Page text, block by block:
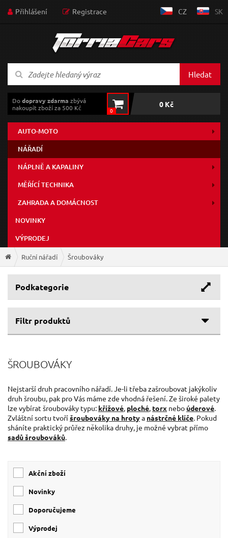
Přihlášení Registrace CZ SK
Hledat
Dodopravy zdarma zbývá
nakoupit zboží za 500 Kč
0
0 Kč
AUTO-MOTO
NÁŘADÍ
NÁPLNĚ A KAPALINY
MĚŘÍCÍ TECHNIKA
ZAHRADA A DOMÁCNOST
NOVINKY
VÝPRODEJ
Ruční nářadí Šroubováky
Podkategorie
Filtr produktů
Výrobce
EXTOL-PREMIUM (101)
KITO(41)
EXTOL-CRAFT(20)
GEKO(12)
NAREX(2)
ŠROUBOVÁKY
Nejstarší druh pracovního nářadí. Je-li třeba zašroubovat jakýkoliv
druh šroubu, pak pro Vás máme zde vhodná řešení. Ze široké palety
lze vybírat šroubováky typu: křížové, ploché, torx nebo úderové.
Zvláštní sortu tvoříšroubováky na hrotya nástrčné klíče. Pokud
sháníte praktický průřez několika druhy, je možné vybrat přímo
sadů šroubováků.
Akční zboží
Novinky
Doporučujeme
Výprodej